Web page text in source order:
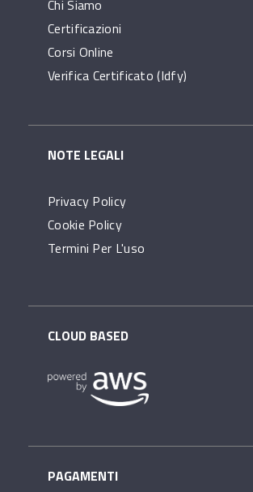
Chi Siamo
Certificazioni
Corsi Online
Verifica Certificato (idfy)
NOTE LEGALI
Privacy Policy
Cookie Policy
Termini Per L'uso
CLOUD BASED
PAGAMENTI